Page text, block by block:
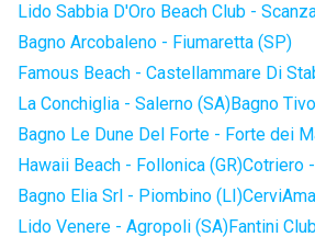
Lido Sabbia D'Oro Beach Club -
Bagno Arcobaleno - Fiumaretta (SP)
Famous Beach - Castellammare Di
La Conchiglia - Salerno (SA)Bagno
Bagno Le Dune Del Forte - Forte dei
Hawaii Beach - Follonica (GR)Cotriero
Bagno Elia Srl - Piombino (LI)
Lido Venere - Agropoli (SA)Fantini